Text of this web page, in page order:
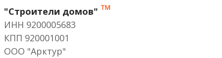
"Строители домов" ™
ИНН 9200005683
КПП 920001001
ООО "Арктур"